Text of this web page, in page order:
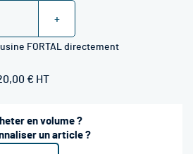
+
€
FORTAL directement
en volume ?
un article ?